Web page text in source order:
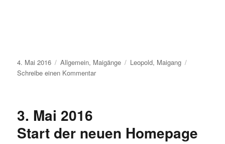
Veröffentlicht
am
4. Mai 2016 Kategorien
Allgemein, Maigänge Schlagwörter
Leopold, Maigang
Schreibe einen Kommentarzu
3. Mai 2016
Start der neuen Homepage